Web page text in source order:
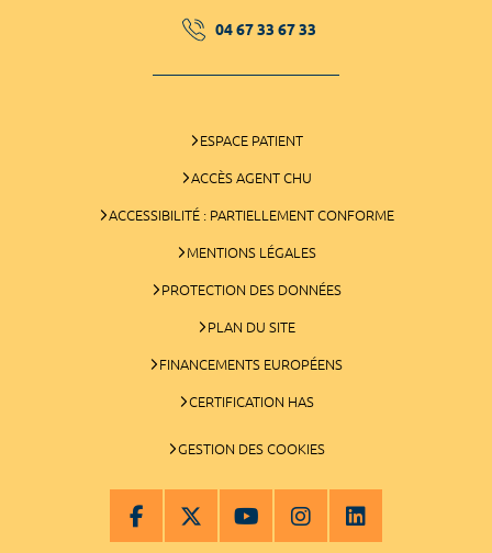
04 67 33 67 33
ESPACE PATIENT
ACCÈS AGENT CHU
ACCESSIBILITÉ : PARTIELLEMENT CONFORME
MENTIONS LÉGALES
PROTECTION DES DONNÉES
PLAN DU SITE
FINANCEMENTS EUROPÉENS
CERTIFICATION HAS
GESTION DES COOKIES